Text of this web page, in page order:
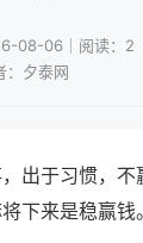
08-06｜阅读：2
：夕泰网
出于习惯，不
下来是稳赢